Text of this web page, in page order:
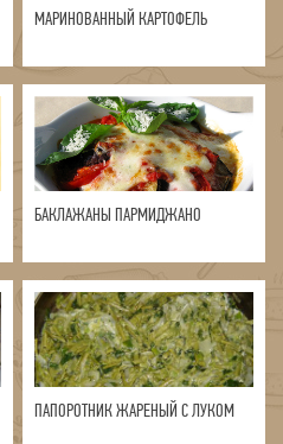
МАРИНОВАННЫЙ КАРТОФЕЛЬ
БАКЛАЖАНЫ ПАРМИДЖАНО
ПАПОРОТНИК ЖАРЕНЫЙ С ЛУКОМ